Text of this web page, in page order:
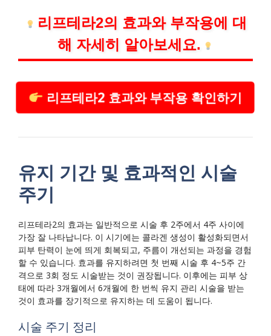
리프테라2의 효과와 부작용에 대
해 자세히 알아보세요.
리프테라2 효과와 부작용 확인하기
유지 기간 및 효과적인 시술
주기
리프테라2의 효과는 일반적으로 시술 후 2주에서 4주 사이에
가장 잘 나타납니다. 이 시기에는 콜라겐 생성이 활성화되면서
피부 탄력이 눈에 띄게 회복되고, 주름이 개선되는 과정을 경험
할 수 있습니다. 효과를 유지하려면 첫 번째 시술 후 4~5주 간
격으로 3회 정도 시술받는 것이 권장됩니다. 이후에는 피부 상
태에 따라 3개월에서 6개월에 한 번씩 유지 관리 시술을 받는
것이 효과를 장기적으로 유지하는 데 도움이 됩니다.
시술 주기 정리